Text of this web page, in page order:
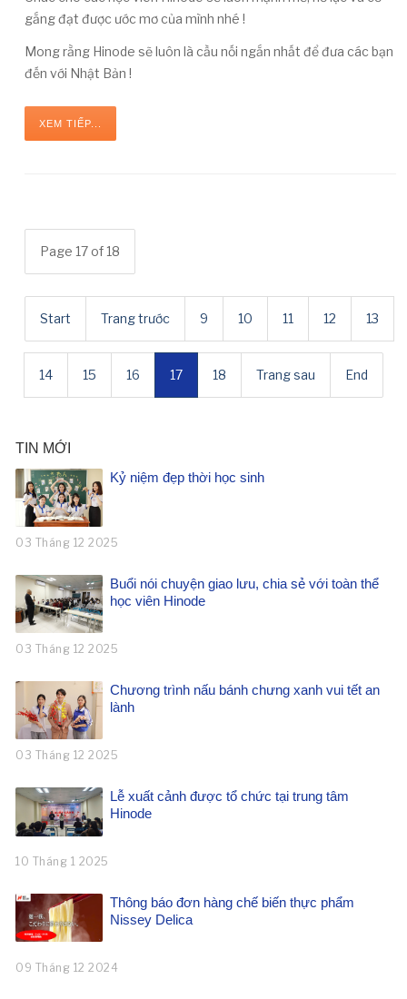
gắng đạt được ước mơ của mình nhé !
Mong rằng Hinode sẽ luôn là cầu nối ngắn nhất để đưa các bạn
đến với Nhật Bản !
XEM TIẾP...
Page 17 of 18
Start Trang trước 9 10 11 12 13
14 15 16 17 18 Trang sau End
TIN MỚI
Kỷ niệm đẹp thời học sinh
03 Tháng 12 2025
Buổi nói chuyện giao lưu, chia sẻ với toàn thể
học viên Hinode
03 Tháng 12 2025
Chương trình nấu bánh chưng xanh vui tết an
lành
03 Tháng 12 2025
Lễ xuất cảnh được tổ chức tại trung tâm
Hinode
10 Tháng 1 2025
Thông báo đơn hàng chế biến thực phẩm
Nissey Delica
09 Tháng 12 2024